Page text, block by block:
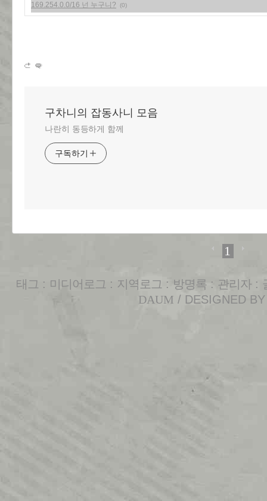
169.254.0.0/16 넌 누구니? (0)
구차니의 잡동사니 모음
나란히 동등하게 함께
구독하기
1
태그 : 미디어로그 : 지역로그 : 방명록 : 관리자:
DAUM / DESIGNED